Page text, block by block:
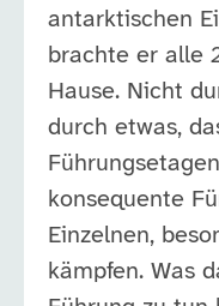
antarktischen
brachte er alle
Hause. Nicht
durch etwas,
konsequente
Einzelnen,
kämpfen. Was